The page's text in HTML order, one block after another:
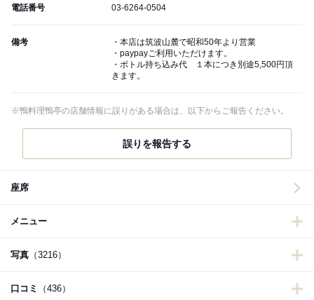
電話番号 03-6264-0504
備考
・本店は筑波山麓で昭和50年より営業
・paypayご利用いただけます。
・ボトル持ち込み代 １本につき別途5,500円頂
きます。
※鴨料理鴨亭の店舗情報に誤りがある場合は、以下からご報告ください。
誤りを報告する
座席
メニュー
写真 （3216）
口コミ （436）